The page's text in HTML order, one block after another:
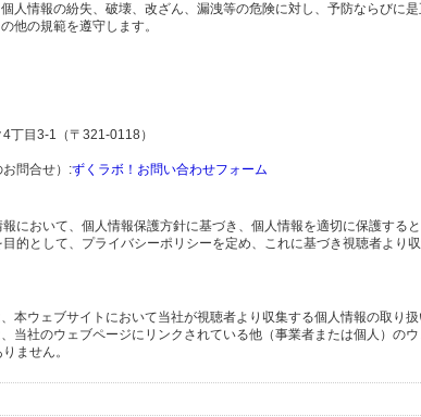
人情報の紛失、破壊、改ざん、漏洩等の危険に対し、予防ならびに是
他の規範を遵守します。
丁目3-1（〒321-0118）
問合せ）:ずくラボ！お問い合わせフォーム
において、個人情報保護方針に基づき、個人情報を適切に保護する
的として、プライバシーポリシーを定め、これに基づき視聴者より
本ウェブサイトにおいて当社が視聴者より収集する個人情報の取り扱
当社のウェブページにリンクされている他（事業者または個人）の
ません。